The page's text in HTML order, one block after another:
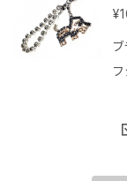
ラ
フシリ